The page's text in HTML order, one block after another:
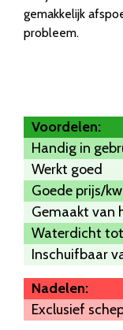
gemakkelijk
probleem.
Voordelen:
Handig in
Werkt goed
Goede prijs/
Gemaakt van
Waterdicht
Inschuifbaar
Nadelen:
Exclusief